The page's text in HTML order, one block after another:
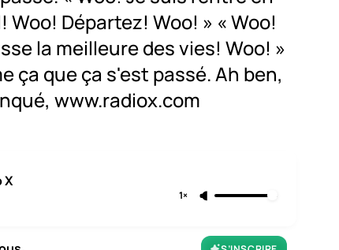
Départez! Woo! » « Woo!
la meilleure des vies! Woo! »
ça que ça s'est passé. Ah ben,
www.radiox.com
X
1×